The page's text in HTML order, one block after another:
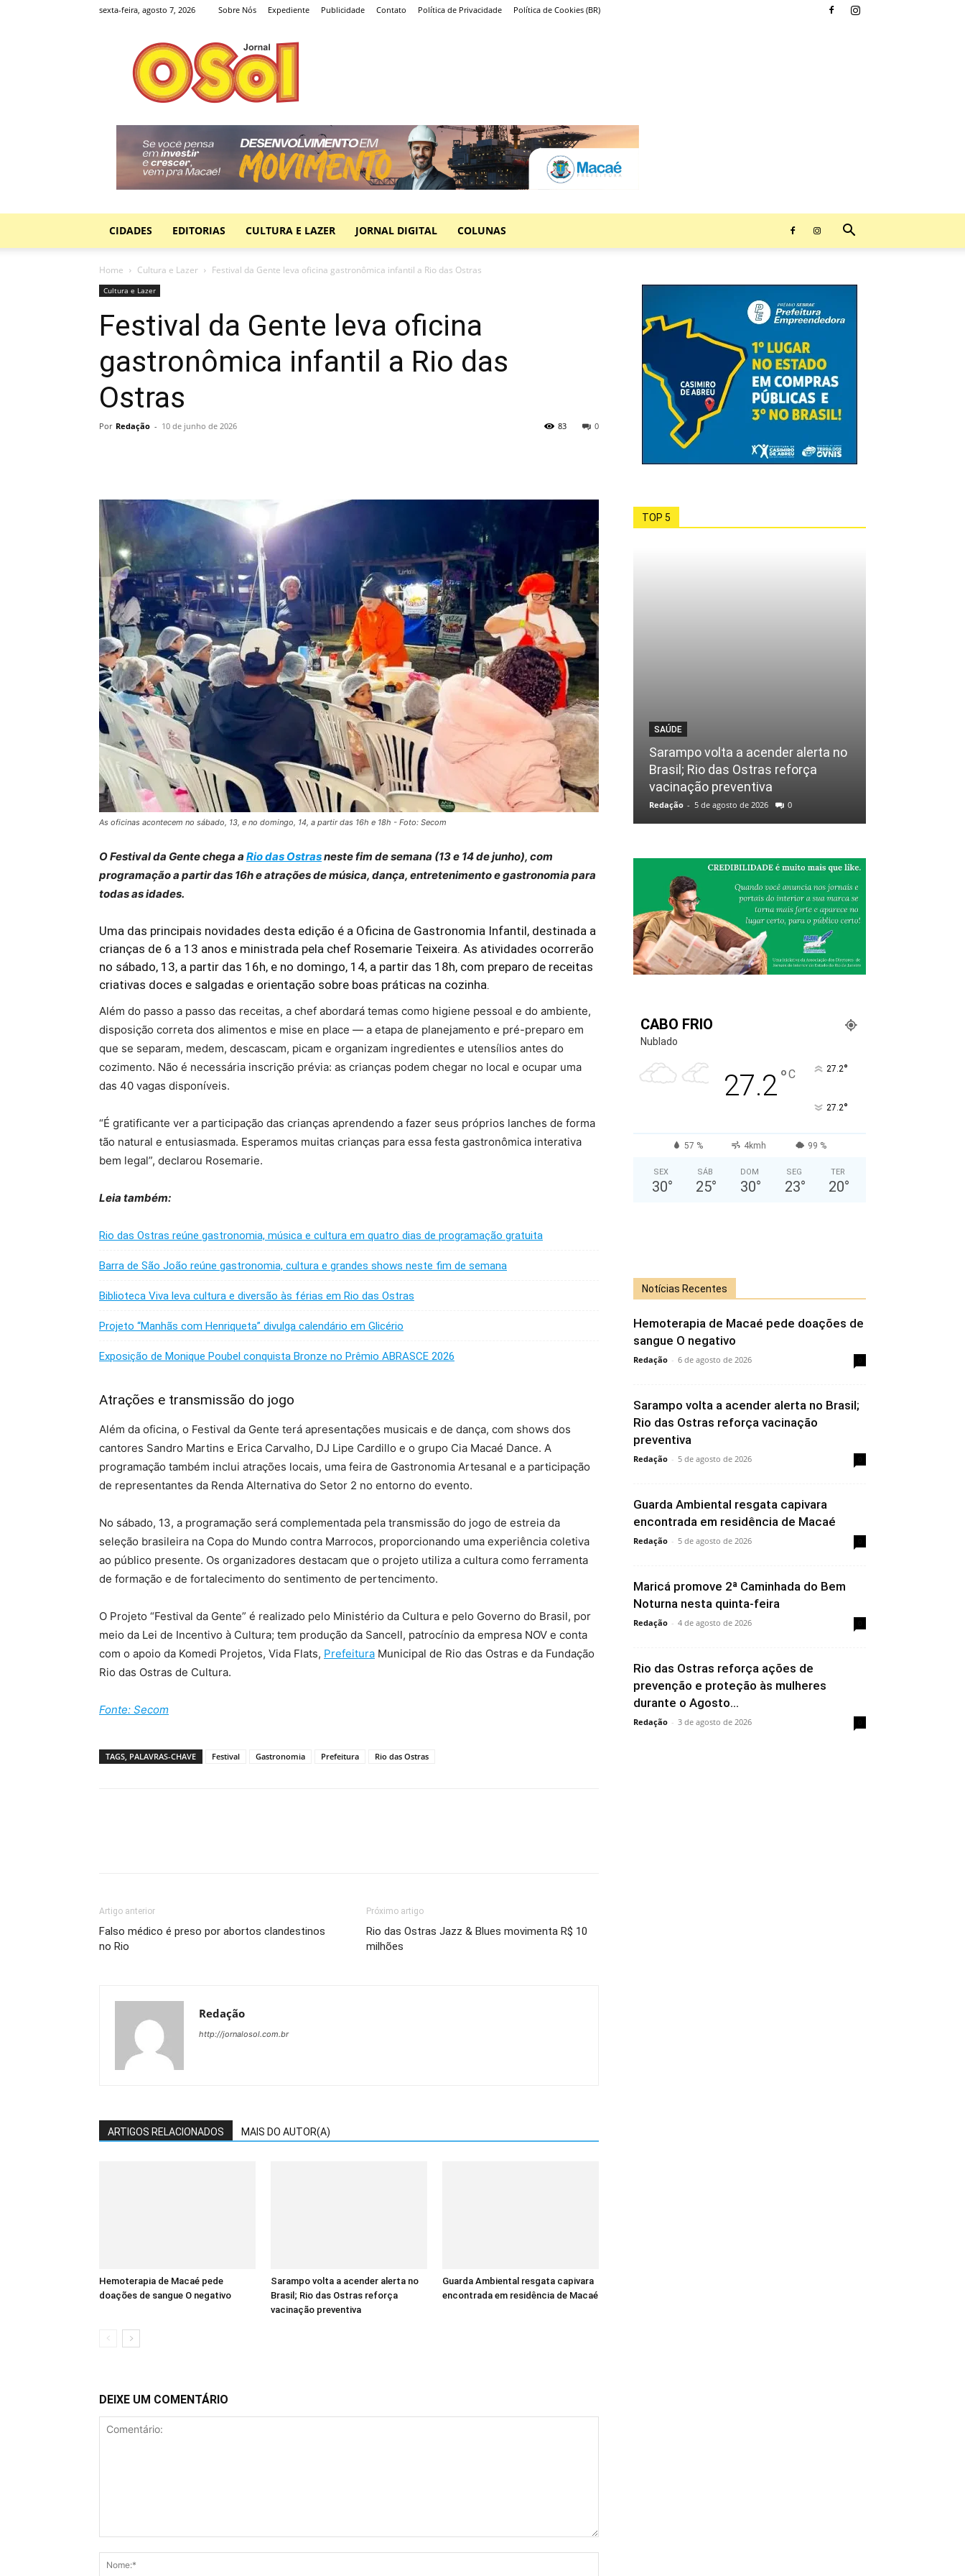
sexta-feira, agosto 7, 2026 Sobre Nós Expediente Publicidade Contato Política de Privacidade Política de Cookies (BR)
Jornal
O
Sol
CIDADES EDITORIAS CULTURA E LAZER JORNAL DIGITAL COLUNAS
Home Cultura e Lazer Festival da Gente leva oficina gastronômica infantil a Rio das Ostras
Cultura e Lazer
Festival da Gente leva oficina
gastronômica infantil a Rio das
Ostras
Por Redação - 10 de junho de 2026 0
83
As oficinas acontecem no sábado, 13, e no domingo, 14, a partir das 16h e 18h - Foto: Secom
O Festival da Gente chega a Rio das Ostrasneste fim de semana (13 e 14 de junho), com
programação a partir das 16h e atrações de música, dança, entretenimento e gastronomia para
todas as idades.
Uma das principais novidades desta edição é a Oficina de Gastronomia Infantil, destinada a
crianças de 6 a 13 anos e ministrada pela chef Rosemarie Teixeira. As atividades ocorrerão
no sábado, 13, a partir das 16h, e no domingo, 14, a partir das 18h, com preparo de receitas
criativas doces e salgadas e orientação sobre boas práticas na cozinha.
Além do passo a passo das receitas, a chef abordará temas como higiene pessoal e do ambiente,
disposição correta dos alimentos e mise en place — a etapa de planejamento e pré-preparo em
que se separam, medem, descascam, picam e organizam ingredientes e utensílios antes do
cozimento. Não é necessária inscrição prévia: as crianças podem chegar no local e ocupar uma
das 40 vagas disponíveis.
“É gratificante ver a participação das crianças aprendendo a fazer seus próprios lanches de forma
tão natural e entusiasmada. Esperamos muitas crianças para essa festa gastronômica interativa
bem legal”, declarou Rosemarie.
Leia também:
Rio das Ostras reúne gastronomia, música e cultura em quatro dias de programação gratuita
Barra de São João reúne gastronomia, cultura e grandes shows neste fim de semana
Biblioteca Viva leva cultura e diversão às férias em Rio das Ostras
Projeto “Manhãs com Henriqueta” divulga calendário em Glicério
Exposição de Monique Poubel conquista Bronze no Prêmio ABRASCE 2026
Atrações e transmissão do jogo
Além da oficina, o Festival da Gente terá apresentações musicais e de dança, com shows dos
cantores Sandro Martins e Erica Carvalho, DJ Lipe Cardillo e o grupo Cia Macaé Dance. A
programação também inclui atrações locais, uma feira de Gastronomia Artesanal e a participação
de representantes da Renda Alternativa do Setor 2 no entorno do evento.
No sábado, 13, a programação será complementada pela transmissão do jogo de estreia da
seleção brasileira na Copa do Mundo contra Marrocos, proporcionando uma experiência coletiva
ao público presente. Os organizadores destacam que o projeto utiliza a cultura como ferramenta
de formação e de fortalecimento do sentimento de pertencimento.
O Projeto “Festival da Gente” é realizado pelo Ministério da Cultura e pelo Governo do Brasil, por
meio da Lei de Incentivo à Cultura; tem produção da Sancell, patrocínio da empresa NOV e conta
com o apoio da Komedi Projetos, Vida Flats, Prefeitura Municipal de Rio das Ostras e da Fundação
Rio das Ostras de Cultura.
Fonte: Secom
TAGS, PALAVRAS-CHAVE Festival Gastronomia Prefeitura Rio das Ostras
Artigo anterior
Falso médico é preso por abortos clandestinos
no Rio
Próximo artigo
Rio das Ostras Jazz & Blues movimenta R$ 10
milhões
Redação
http://jornalosol.com.br
ARTIGOS RELACIONADOS MAIS DO AUTOR(A)
Hemoterapia de Macaé pede
doações de sangue O negativo
Sarampo volta a acender alerta no
Brasil; Rio das Ostras reforça
vacinação preventiva
Guarda Ambiental resgata capivara
encontrada em residência de Macaé
DEIXE UM COMENTÁRIO
TOP 5
SAÚDE
Sarampo volta a acender alerta no
Brasil; Rio das Ostras reforça
vacinação preventiva
Redação - 5 de agosto de 2026 0
CABO FRIO
Nublado
27.2°C 27.2°
27.2°
57 % 4kmh 99 %
SEX
30°
SÁB
25°
DOM
30°
SEG
23°
TER
20°
Notícias Recentes
Hemoterapia de Macaé pede doações de
sangue O negativo
Redação - 6 de agosto de 2026
Sarampo volta a acender alerta no Brasil;
Rio das Ostras reforça vacinação
preventiva
Redação - 5 de agosto de 2026
Guarda Ambiental resgata capivara
encontrada em residência de Macaé
Redação - 5 de agosto de 2026
Maricá promove 2ª Caminhada do Bem
Noturna nesta quinta-feira
Redação - 4 de agosto de 2026
Rio das Ostras reforça ações de
prevenção e proteção às mulheres
durante o Agosto...
Redação - 3 de agosto de 2026